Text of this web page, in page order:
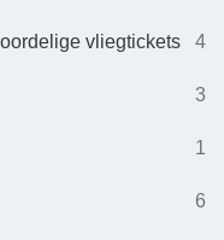
vliegtickets 4
3
1
6